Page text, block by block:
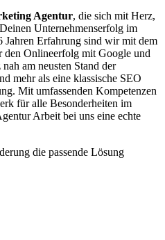
Agentur, die sich mit Herz,
Unternehmenserfolg im
Jahren Erfahrung sind wir mit dem
den Onlineerfolg mit Google und
am neusten Stand der
mehr als eine klassische SEO
Mit umfassenden Kompetenzen
für alle Besonderheiten im
Arbeit bei uns eine echte
die passende Lösung